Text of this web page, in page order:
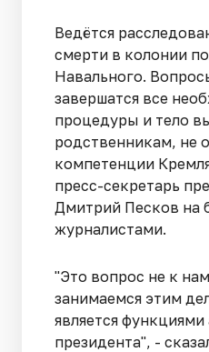
Ведётся
смерти в колонии
Навального.
завершатся все
процедуры и тело
родственникам, не
компетенции
пресс-секретарь
Дмитрий Песков на
журналистами.
"Это вопрос не к
занимаемся этим
является
президента", -